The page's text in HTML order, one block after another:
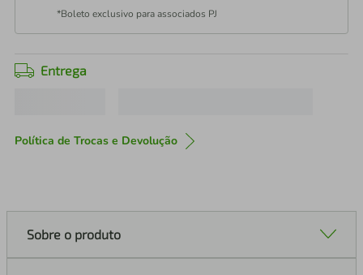
*Boleto exclusivo para associados PJ
Entrega
Política de Trocas e Devolução
Sobre o produto